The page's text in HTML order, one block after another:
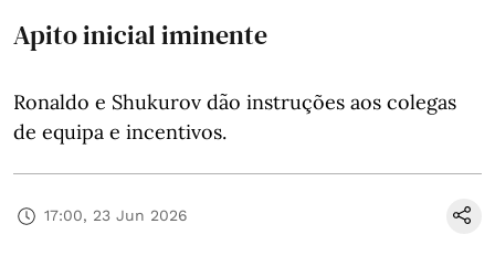
Apito inicial iminente
Ronaldo e Shukurov dão instruções aos colegas
de equipa e incentivos.
17:00, 23 Jun 2026